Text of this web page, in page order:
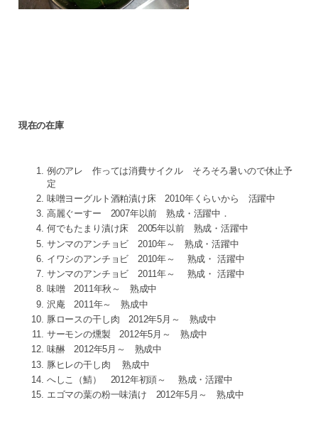
現在の在庫
例のアレ 作っては消費サイクル そろそろ暑いので休止予
定
味噌ヨーグルト酒粕漬け床 2010年くらいから 活躍中
高麗ぐーすー 2007年以前 熟成・活躍中．
何でもたまり漬け床 2005年以前 熟成・活躍中
サンマのアンチョビ 2010年～ 熟成・活躍中
イワシのアンチョビ 2010年～ 熟成・ 活躍中
サンマのアンチョビ 2011年～ 熟成・ 活躍中
味噌 2011年秋～ 熟成中
沢庵 2011年～ 熟成中
豚ロースの干し肉 2012年5月～ 熟成中
サーモンの燻製 2012年5月～ 熟成中
味醂 2012年5月～ 熟成中
豚ヒレの干し肉 熟成中
へしこ（鯖） 2012年初頭～ 熟成・活躍中
エゴマの葉の粉一味漬け 2012年5月～ 熟成中